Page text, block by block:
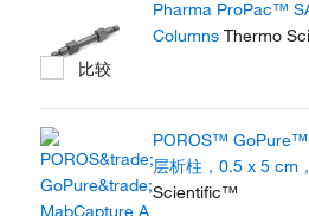
the use of TMT-
ng of sample load.
Pharma ProPac™
Columns Thermo
比较
POROS™ GoPure™
层析柱，0.5 x 5 cm
Scientific™